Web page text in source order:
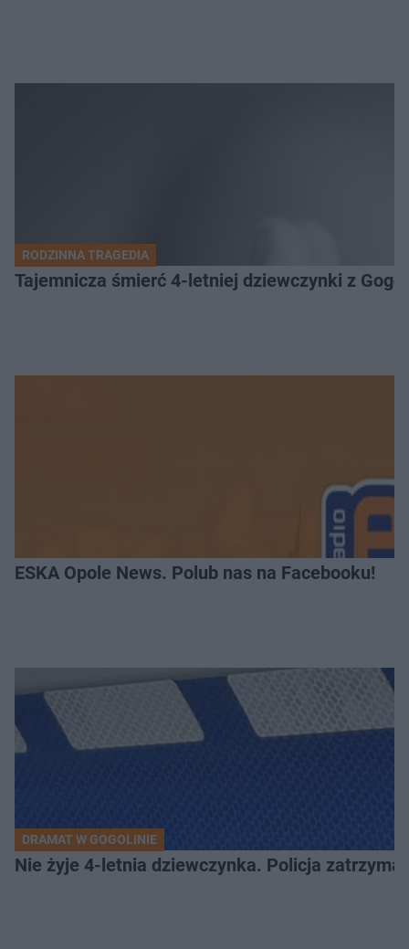
RODZINNA TRAGEDIA
Tajemnicza śmierć 4-letniej dziewczynki z
ESKA Opole News. Polub nas na Facebooku!
DRAMAT W GOGOLINIE
Nie żyje 4-letnia dziewczynka. Policja